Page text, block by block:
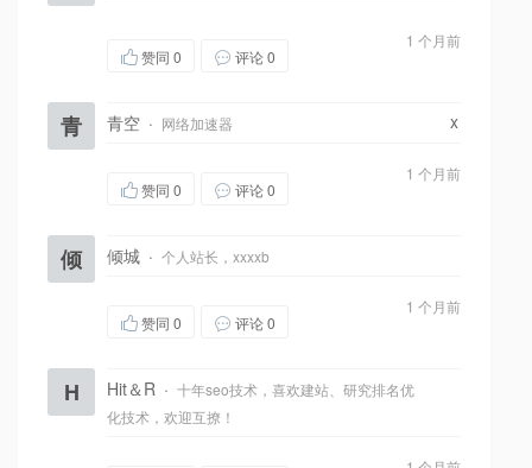
1 个月前
赞同 0 评论 0
青 青空 · 网络加速器 x
1 个月前
赞同 0 评论 0
倾 倾城 · 个人站长，xxxxb
1 个月前
赞同 0 评论 0
H Hit＆R · 十年seo技术，喜欢建站、研究排名优
化技术，欢迎互撩！